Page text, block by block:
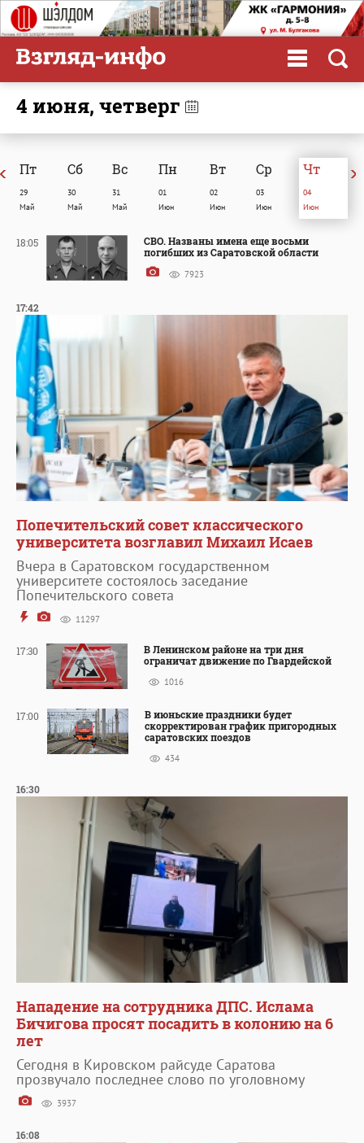
4 июня, четверг
Пт
29
Май
Сб
30
Май
Вc
31
Май
Пн
01
Июн
Вт
02
Июн
Ср
03
Июн
Чт
04
Июн
18:05
СВО. Названы имена еще восьми
погибших из Саратовской области
7923
17:42
Попечительский совет классического
университета возглавил Михаил Исаев
Вчера в Саратовском государственном
университете состоялось заседание
Попечительского совета
11297
17:30
В Ленинском районе на три дня
ограничат движение по Гвардейской
1016
17:00
В июньские праздники будет
скорректирован график пригородных
саратовских поездов
434
16:30
Нападение на сотрудника ДПС. Ислама
Бичигова просят посадить в колонию на 6
лет
Сегодня в Кировском райсуде Саратова
прозвучало последнее слово по уголовному
3937
16:08